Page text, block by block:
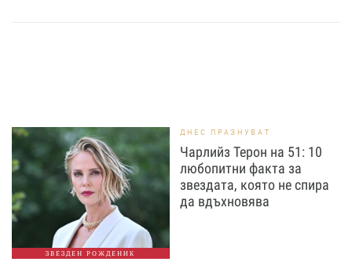
ЗВЕЗДЕН РОЖДЕНИК
ДНЕС ПРАЗНУВАТ
Чарлийз Терон на 51: 10
любопитни факта за
звездата, която не спира
да вдъхновява